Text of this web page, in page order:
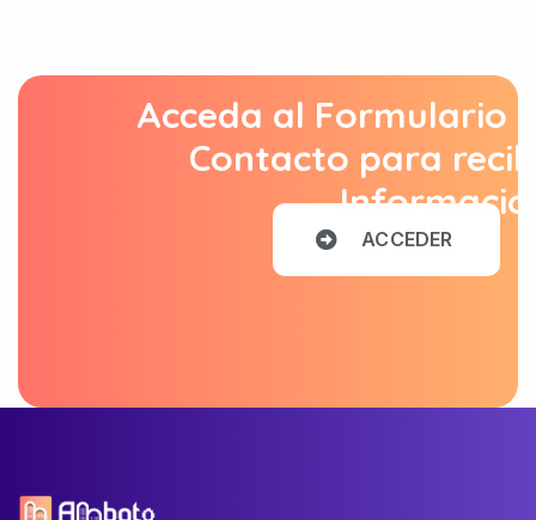
Acceda al Formulario
Contacto para
ACCEDER